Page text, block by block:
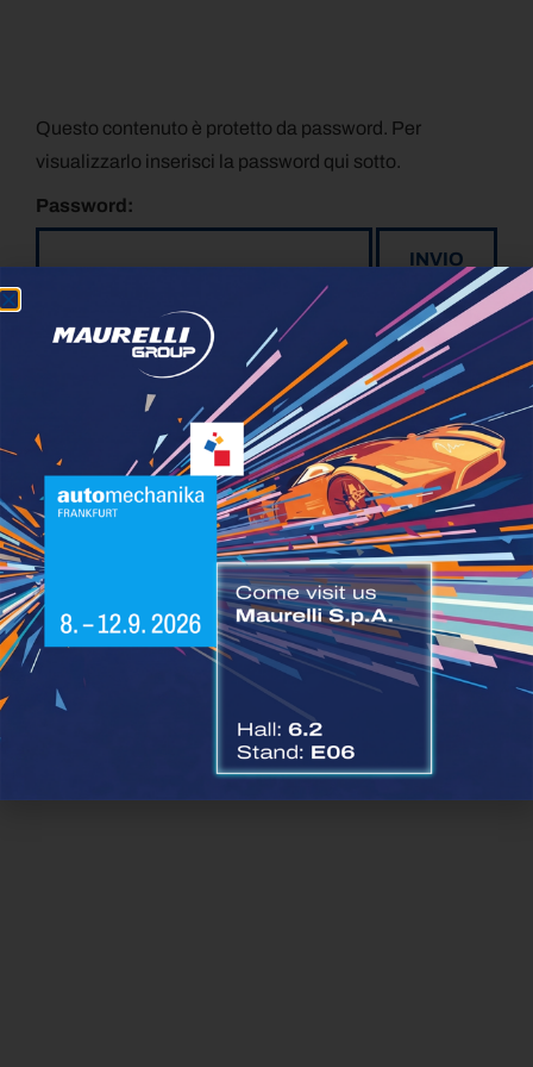
Questo contenuto è protetto da password. Per
visualizzarlo inserisci la password qui sotto.
Password: